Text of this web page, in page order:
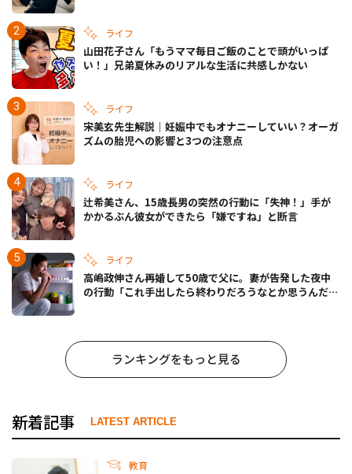
ライフ
山田花子さん「もうママ毎日ご飯のことで頭がいっぱ
い！」兄弟夏休みのリアルな生活に共感しかない
ライフ
宋美玄先生解説｜妊娠中でもオナニーしていい？オーガ
ズムの胎児への影響と3つの注意点
ライフ
辻希美さん、15歳長男の突然の行動に「失神！」手が
かかるぶん彼女ができたら「嫌ですね」と断言
ライフ
高嶋政伸さん再婚して50歳で父に。妻が告発した夜中
の行動「これ手出したら終わりだろうなとか思うんだけ
ランキングをもっと見る
新着記事 LATEST ARTICLE
教育